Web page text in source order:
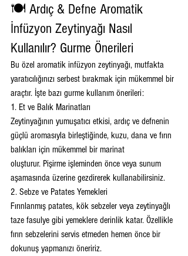
🍽️ Ardıç & Defne Aromatik
İnfüzyon Zeytinyağı Nasıl
Kullanılır? Gurme Önerileri
Bu özel aromatik infüzyon zeytinyağı, mutfakta
yaratıcılığınızı serbest bırakmak için mükemmel bir
araçtır. İşte bazı gurme kullanım önerileri:
1. Et ve Balık Marinatları
Zeytinyağının yumuşatıcı etkisi, ardıç ve defnenin
güçlü aromasıyla birleştiğinde, kuzu, dana ve fırın
balıkları için mükemmel bir marinat
oluşturur. Pişirme işleminden önce veya sunum
aşamasında üzerine gezdirerek kullanabilirsiniz.
2. Sebze ve Patates Yemekleri
Fırınlanmış patates, kök sebzeler veya zeytinyağlı
taze fasulye gibi yemeklere derinlik katar. Özellikle
fırın sebzelerini servis etmeden hemen önce bir
dokunuş yapmanızı öneririz.